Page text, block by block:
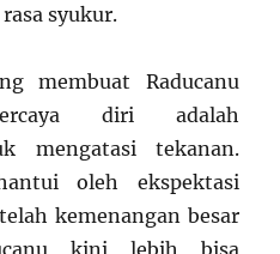
syukur.
membuat Raducanu
diri adalah
mengatasi tekanan.
oleh ekspektasi
kemenangan besar
kini lebih bisa